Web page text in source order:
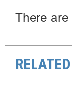
There